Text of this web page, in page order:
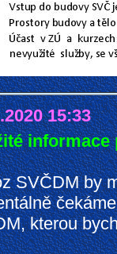
15:33
SVČDM by
kterou